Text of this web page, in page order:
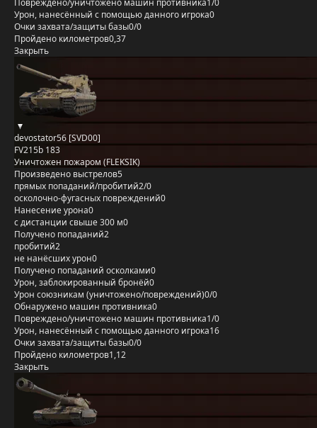
Повреждено/уничтожено машин противника1/0
Урон, нанесённый с помощью данного игрока0
Очки захвата/защиты базы0/0
Пройдено километров0,37
Закрыть
devostator56 [SVD00]
FV215b 183
Уничтожен пожаром (FLEKSIK)
Произведено выстрелов5
прямых попаданий/пробитий2/0
осколочно-фугасных повреждений0
Нанесение урона0
с дистанции свыше 300 м0
Получено попаданий2
пробитий2
не нанёсших урон0
Получено попаданий осколками0
Урон, заблокированный бронёй0
Урон союзникам (уничтожено/повреждений)0/0
Обнаружено машин противника0
Повреждено/уничтожено машин противника1/0
Урон, нанесённый с помощью данного игрока16
Очки захвата/защиты базы0/0
Пройдено километров1,12
Закрыть